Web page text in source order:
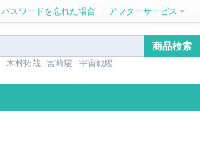
パスワードを忘れた場合 アフターサービス
木村拓哉 宮崎駿 宇宙戦艦